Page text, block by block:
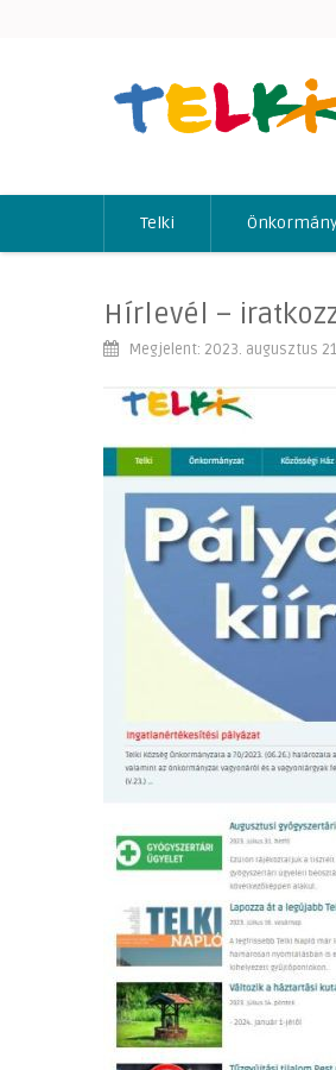
Telki
Hírlevél –
Megjelent: 2023. augusztus